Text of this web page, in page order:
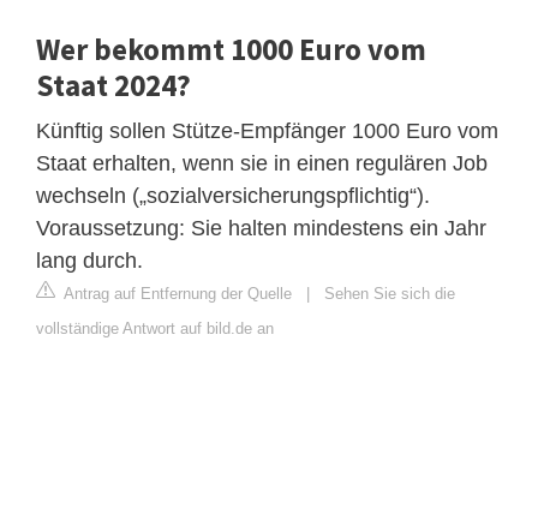
Wer bekommt 1000 Euro vom
Staat 2024?
Künftig sollen Stütze-Empfänger 1000 Euro vom
Staat erhalten, wenn sie in einen regulären Job
wechseln („sozialversicherungspflichtig“).
Voraussetzung: Sie halten mindestens ein Jahr
lang durch.
Antrag auf Entfernung der Quelle | Sehen Sie sich die
vollständige Antwort auf bild.de an